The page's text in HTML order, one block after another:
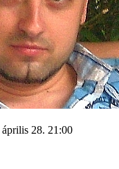
április 28. 21:00